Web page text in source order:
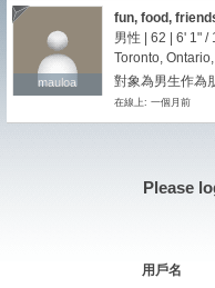
mauloa
mauloa
fun, food,
男性 | 62 | 6' 1" /
Toronto,
對象為男生作為
在線上: 一個月前
Please
用戶名